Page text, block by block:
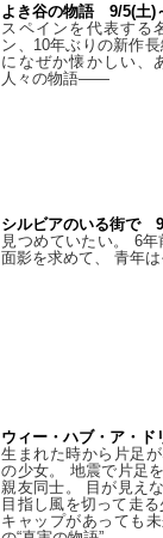
よき谷の物語 9/5(土)
スペインを代表する
ン、10年ぶりの新作
になぜか懐かしい、
人々の物語――
シルビアのいる街で
見つめていたい。 6
面影を求めて、 青年は
ウィー・ハブ・ア・
生まれた時から片足
の少女。 地震で片足
親友同士。 目が見え
目指し風を切って走
キャップがあっても